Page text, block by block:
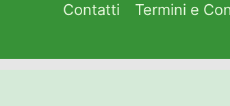
Contatti Termini e